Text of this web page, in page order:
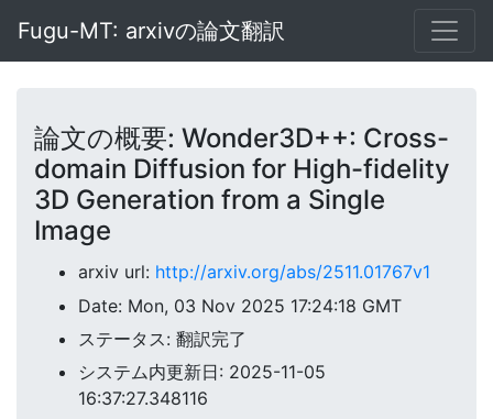
Fugu-MT: arxivの論文翻訳
論文の概要: Wonder3D++: Cross-
domain Diffusion for High-fidelity
3D Generation from a Single
Image
arxiv url: http://arxiv.org/abs/2511.01767v1
Date: Mon, 03 Nov 2025 17:24:18 GMT
ステータス: 翻訳完了
システム内更新日: 2025-11-05
16:37:27.348116